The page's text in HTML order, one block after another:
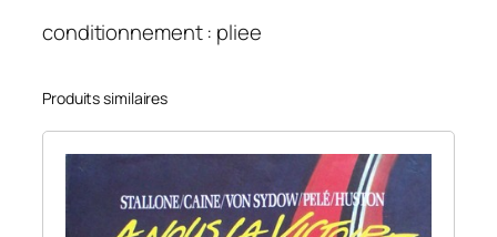
conditionnement : pliee
Produits similaires